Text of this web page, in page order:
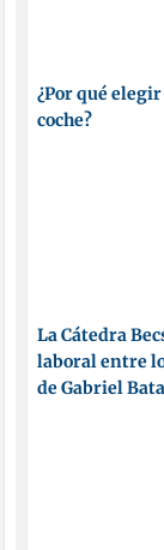
¿Por qué
coche?
La Cátedra
laboral entre
de Gabriel